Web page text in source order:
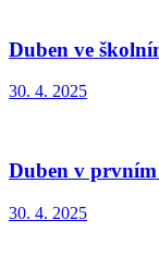
Duben ve
30. 4. 2025
Duben v
30. 4. 2025